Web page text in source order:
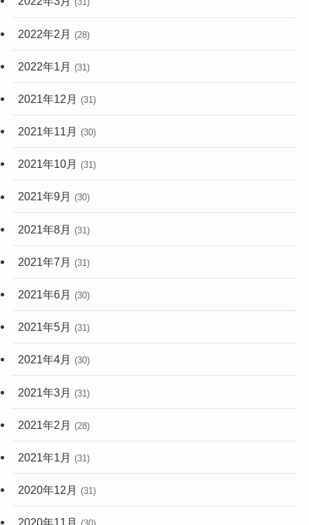
2022年2月 (28)
2022年1月 (31)
2021年12月 (31)
2021年11月 (30)
2021年10月 (31)
2021年9月 (30)
2021年8月 (31)
2021年7月 (31)
2021年6月 (30)
2021年5月 (31)
2021年4月 (30)
2021年3月 (31)
2021年2月 (28)
2021年1月 (31)
2020年12月 (31)